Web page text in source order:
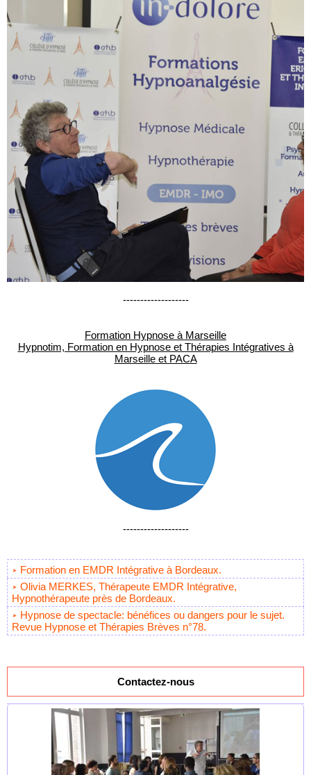
-------------------
Formation Hypnose à Marseille
Hypnotim, Formation en Hypnose et Thérapies Intégratives à
Marseille et PACA
-------------------
Formation en EMDR Intégrative à Bordeaux.
Olivia MERKES, Thérapeute EMDR Intégrative,
Hypnothérapeute près de Bordeaux.
Hypnose de spectacle: bénéfices ou dangers pour le sujet.
Revue Hypnose et Thérapies Brèves n°78.
Contactez-nous